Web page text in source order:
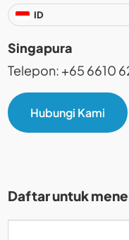
ID
Singapura
Telepon: +65 6610
Hubungi Kami
Daftar untuk